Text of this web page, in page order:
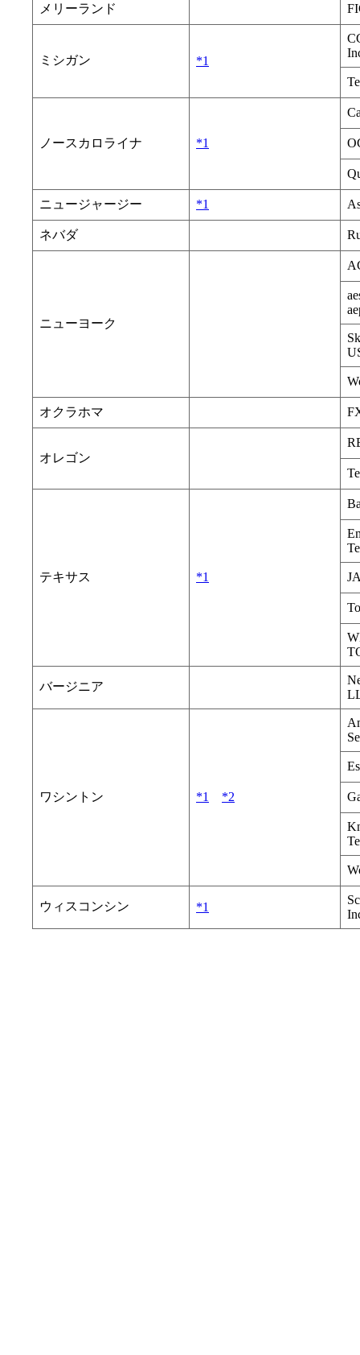
メリーランド
ミシガン *1
ノースカロライナ *1
ニュージャージー *1
ネバダ
ニューヨーク
オクラホマ
オレゴン
テキサス *1
バージニア
ワシントン *1 *2
ウィスコンシン *1